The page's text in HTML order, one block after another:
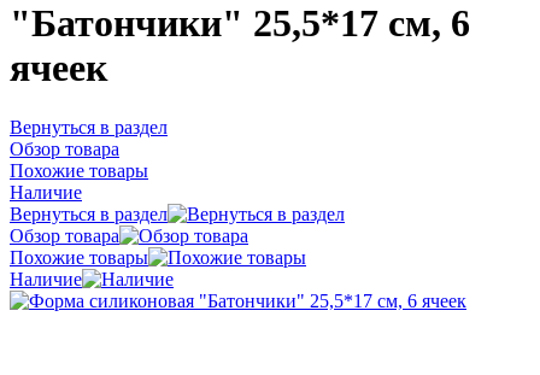
"Батончики" 25,5*17 см, 6
ячеек
Вернуться в раздел
Обзор товара
Похожие товары
Наличие
Вернуться в раздел
Обзор товара
Похожие товары
Наличие